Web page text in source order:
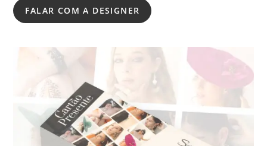
FALAR COM A DESIGNER